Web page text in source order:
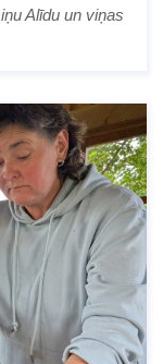
Alīdu un viņas